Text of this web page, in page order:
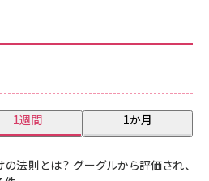
1週間 1か月
法則とは？ グーグルから評価され、